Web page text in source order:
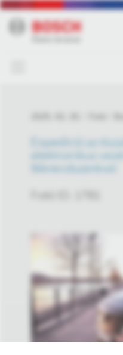
Expedíció az
elektronikus
fékrendszerével